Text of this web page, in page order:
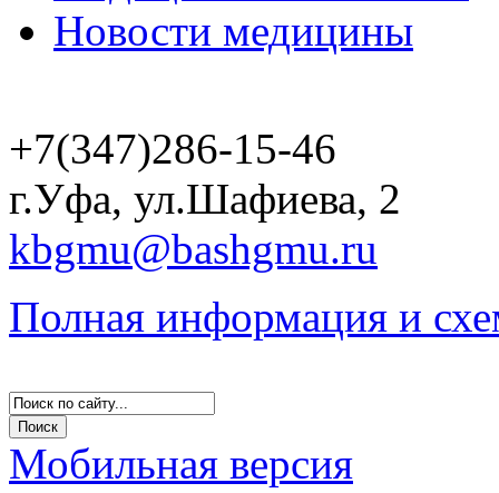
Новости медицины
+7(347)286-15-46
г.Уфа, ул.Шафиева, 2
kbgmu@bashgmu.ru
Полная информация и
Мобильная версия